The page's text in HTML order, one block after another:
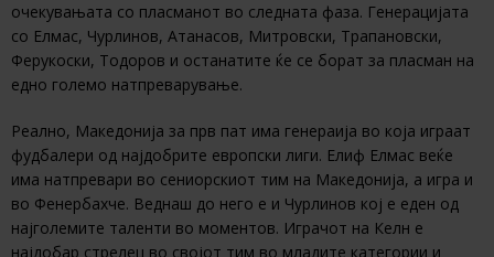
очекувањата со пласманот во следната фаза. Генерацијата
со Елмас, Чурлинов, Атанасов, Митровски, Трапановски,
Ферукоски, Тодоров и останатите ќе се борат за пласман на
едно големо натпреварување.
Реално, Македонија за прв пат има генераија во која играат
фудбалери од најдобрите европски лиги. Елиф Елмас веќе
има натпревари во сениорскиот тим на Македонија, а игра и
во Фенербахче. Веднаш до него е и Чурлинов кој е еден од
најголемите таленти во моментов. Играчот на Келн е
најдобар стрелец во својот тим во младите категории и